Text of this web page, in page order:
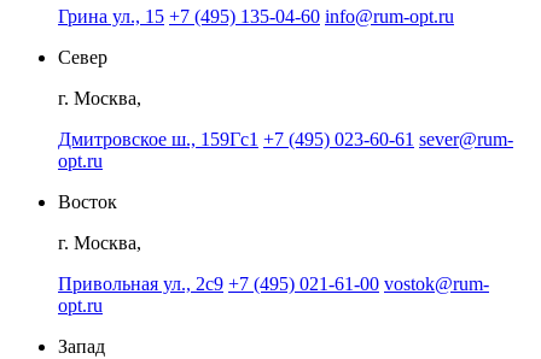
Грина ул., 15 +7 (495) 135-04-60 info@rum-opt.ru
Север
г. Москва,
Дмитровское ш., 159Гс1 +7 (495) 023-60-61 sever@rum-
opt.ru
Восток
г. Москва,
Привольная ул., 2с9 +7 (495) 021-61-00 vostok@rum-
opt.ru
Запад